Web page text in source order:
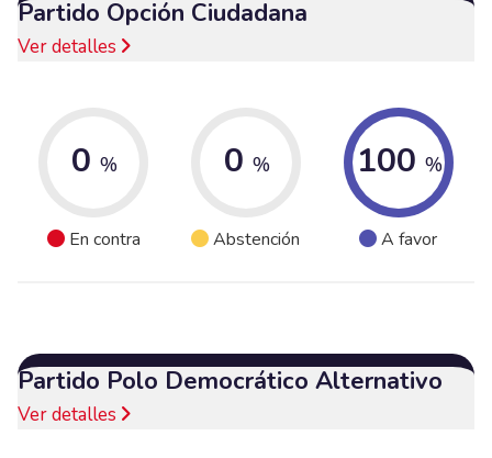
Partido Opción Ciudadana
Ver detalles
0 %
En contra
0 %
Abstención
100 %
A favor
Partido Polo Democrático Alternativo
Ver detalles